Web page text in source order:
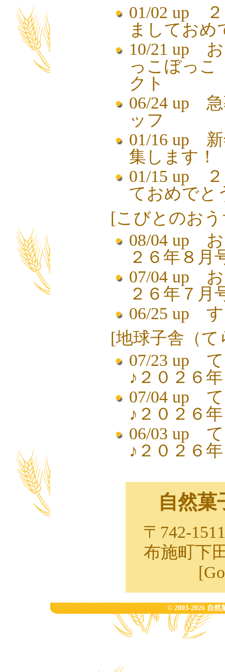
01/02 up
ましておめ
10/21 up
っこぼっ
クト
06/24 up
ッフ
01/16 up
集します！
01/15 up
ておめでと
[こびとのお
08/04 up
２６年８月
07/04 up
２６年７月
06/25 up
[地球子舎（て
07/23 up
♪２０２６
07/04 up
♪２０２６
06/03 up
♪２０２６
自然
〒742-
布施町下
[
© 2003-2026 自然